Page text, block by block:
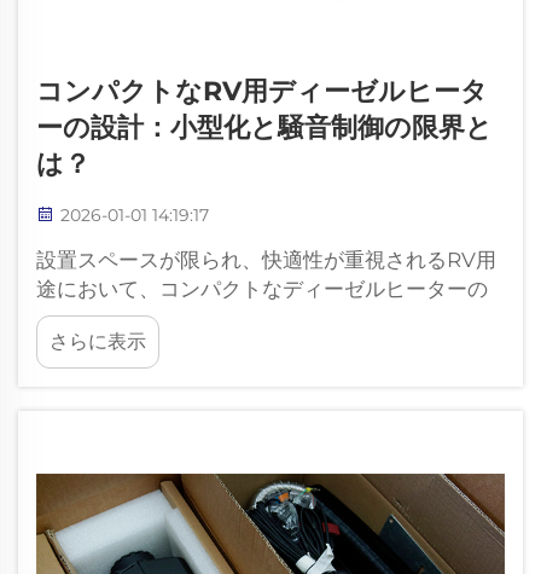
コンパクトなRV用ディーゼルヒータ
ーの設計：小型化と騒音制御の限界と
は？
2026-01-01 14:19:17
設置スペースが限られ、快適性が重視されるRV用
途において、コンパクトなディーゼルヒーターの
人気は高まっています。しかし、安定した運転性
能と許容できる騒音レベルを維持しつつヒーター
のサイズを小さくすることは、いくつかの技術的
さらに表示